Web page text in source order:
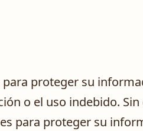
proteger su
o el uso indebido.
para proteger su